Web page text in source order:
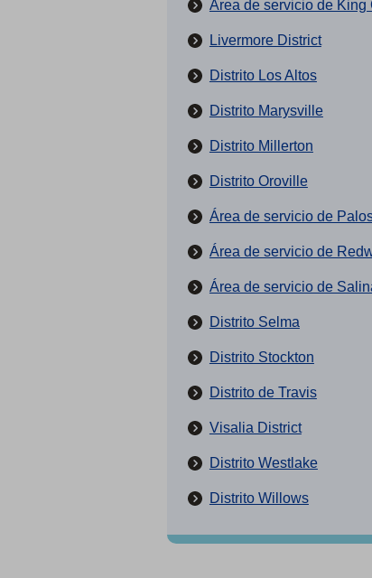
Área de servicio de King
Livermore District
Distrito Los Altos
Distrito Marysville
Distrito Millerton
Distrito Oroville
Área de servicio de
Área de servicio de
Área de servicio de
Distrito Selma
Distrito Stockton
Distrito de Travis
Visalia District
Distrito Westlake
Distrito Willows